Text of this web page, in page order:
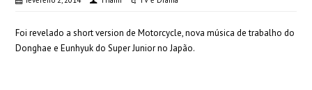
Foi revelado a short version de Motorcycle, nova música de trabalho do
Donghae e Eunhyuk do Super Junior no Japão.